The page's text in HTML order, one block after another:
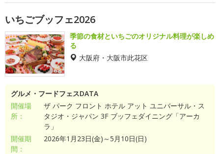
いちごブッフェ2026
季節の食材といちごのオリジナル料理が楽しめ
る
大阪府・大阪市此花区
グルメ・フードフェスDATA
開催場
所：
ザ パーク フロント ホテル アット ユニバーサル・ス
タジオ・ジャパン 3F ブッフェダイニング「アーカ
ラ」
開催期
間：
2026年1月23日(金)～5月10日(日)